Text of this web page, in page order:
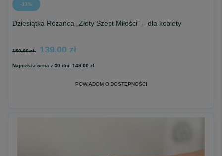
-13%
Dziesiątka Różańca „Złoty Szept Miłości” – dla kobiety
159,00 zł 139,00 zł
Najniższa cena z 30 dni: 149,00 zł
POWIADOM O DOSTĘPNOŚCI